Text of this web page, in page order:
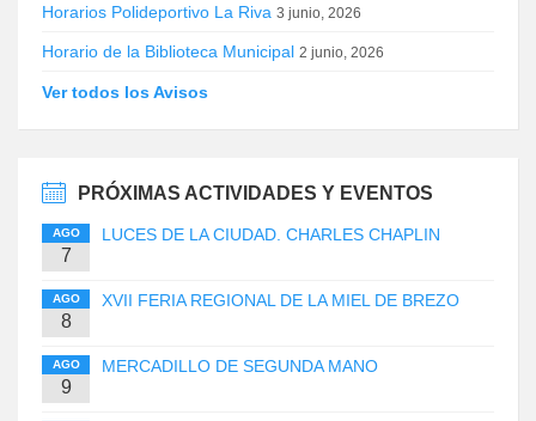
Horarios Polideportivo La Riva 3 junio, 2026
Horario de la Biblioteca Municipal 2 junio, 2026
Ver todos los Avisos
PRÓXIMAS ACTIVIDADES Y EVENTOS
AGO
7
LUCES DE LA CIUDAD. CHARLES CHAPLIN
AGO
8
XVII FERIA REGIONAL DE LA MIEL DE BREZO
AGO
9
MERCADILLO DE SEGUNDA MANO